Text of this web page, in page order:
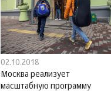
02.10.2018
Москва реализует
масштабную программу